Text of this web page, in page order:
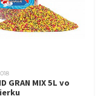
GRAN MIX 5L vo